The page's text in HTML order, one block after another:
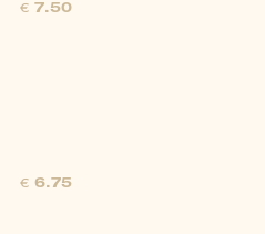
€ 7.50
€ 6.75